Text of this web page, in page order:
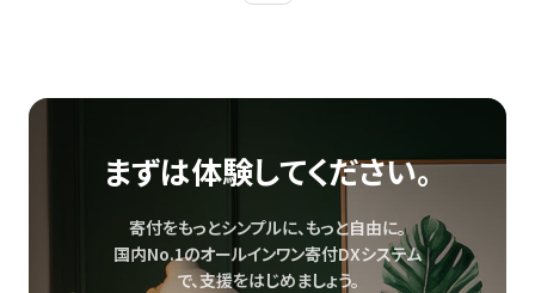
まずは体験してください。
寄付をもっとシンプルに、もっと自由に。
国内No.1のオールインワン寄付DXシステム
で、支援をはじめましょう。